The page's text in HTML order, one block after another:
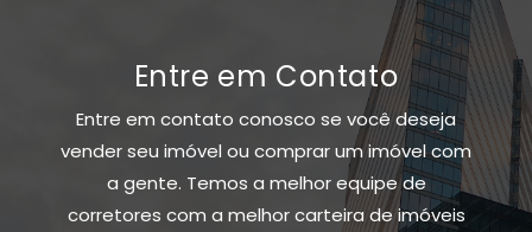
Entre em Contato
Entre em contato conosco se você deseja
vender seu imóvel ou comprar um imóvel com
a gente. Temos a melhor equipe de
corretores com a melhor carteira de imóveis